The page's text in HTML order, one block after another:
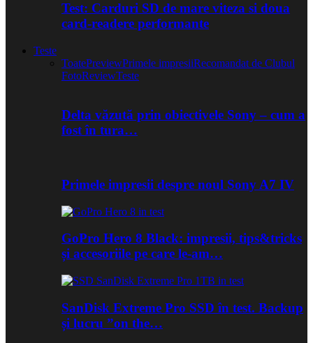
Test: Carduri SD de mare viteza si doua
card-readere performante
Teste
ToatePreviewPrimele impresiiRecomandat de Clubul
FotoReviewTeste
Delta văzută prin obiectivele Sony – cum a
fost în tura…
Primele impresii despre noul Sony A7 IV
GoPro Hero 8 Black: impresii, tips&tricks
și accesoriile pe care le-am…
SanDisk Extreme Pro SSD în test. Backup
și lucru ”on the…